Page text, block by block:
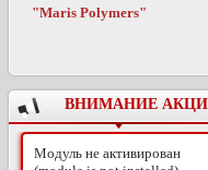
"Maris Polymers"
ВНИМАНИЕ
Модуль не активирован